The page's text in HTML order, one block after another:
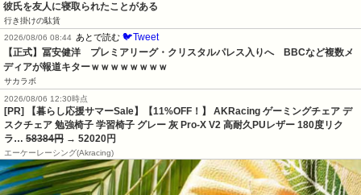
彼氏を友人に寝取られたことがある
行き掛けの駄賃
2026/08/06 08:44 あとで読む 🐦Tweet
【正式】冨安健洋　プレミアリーグ・クリスタルパレス入りへ　BBCなど複数メ
ディアが報道キターｗｗｗｗｗｗｗｗ
サカラボ
2026/08/06 12:30時点
[PR] 【暮らし応援サマーSale】【11%OFF！】 AKRacing ゲーミングチェア デ
スクチェア 勉強椅子 学習椅子 グレー 灰 Pro-X V2 高耐久PUレザー 180度リク
ラ… 58384円 → 52020円
エーケーレーシング(Akracing)